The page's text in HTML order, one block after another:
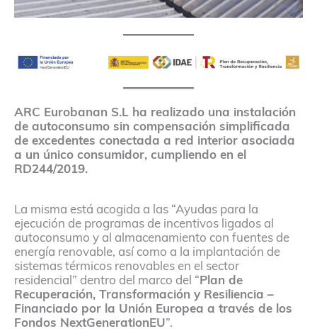
ARC Eurobanan S.L ha realizado una instalación
de autoconsumo sin compensación simplificada
de excedentes conectada a red interior asociada
a un único consumidor, cumpliendo en el
RD244/2019.
La misma está acogida a las “Ayudas para la
ejecución de programas de incentivos ligados al
autoconsumo y al almacenamiento con fuentes de
energía renovable, así como a la implantación de
sistemas térmicos renovables en el sector
residencial” dentro del marco del “ Plan de
Recuperación, Transformación y Resiliencia –
Financiado por la Unión Europea a través de los
Fondos NextGenerationEU”.